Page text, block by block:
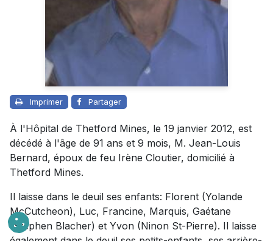
Imprimer Partager
À l'Hôpital de Thetford Mines, le 19 janvier 2012, est
décédé à l'âge de 91 ans et 9 mois, M. Jean-Louis
Bernard, époux de feu Irène Cloutier, domicilié à
Thetford Mines.
Il laisse dans le deuil ses enfants: Florent (Yolande
McCutcheon), Luc, Francine, Marquis, Gaétane
(Stephen Blacher) et Yvon (Ninon St-Pierre). Il laisse